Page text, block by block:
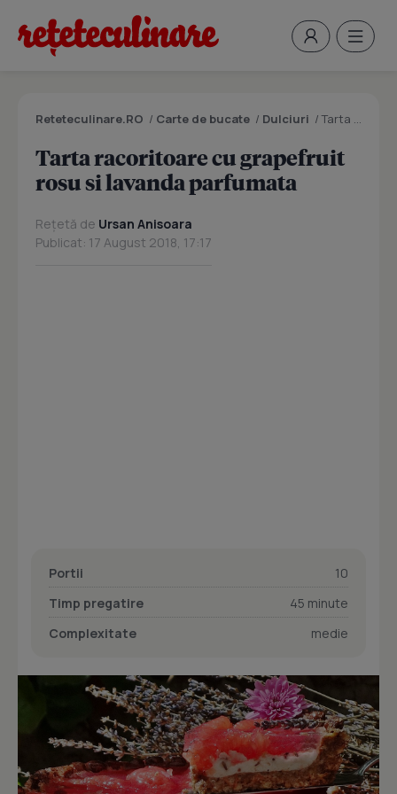
Reteteculinare.RO / Carte de bucate / Dulciuri /Tarta racoritoare cu grapefruit rosu si lavanda parfumata
Tarta racoritoare cu grapefruit
rosu si lavanda parfumata
Rețetă de Ursan Anisoara
Publicat: 17 August 2018, 17:17
Portii
10
Timp pregatire
45 minute
Complexitate
medie